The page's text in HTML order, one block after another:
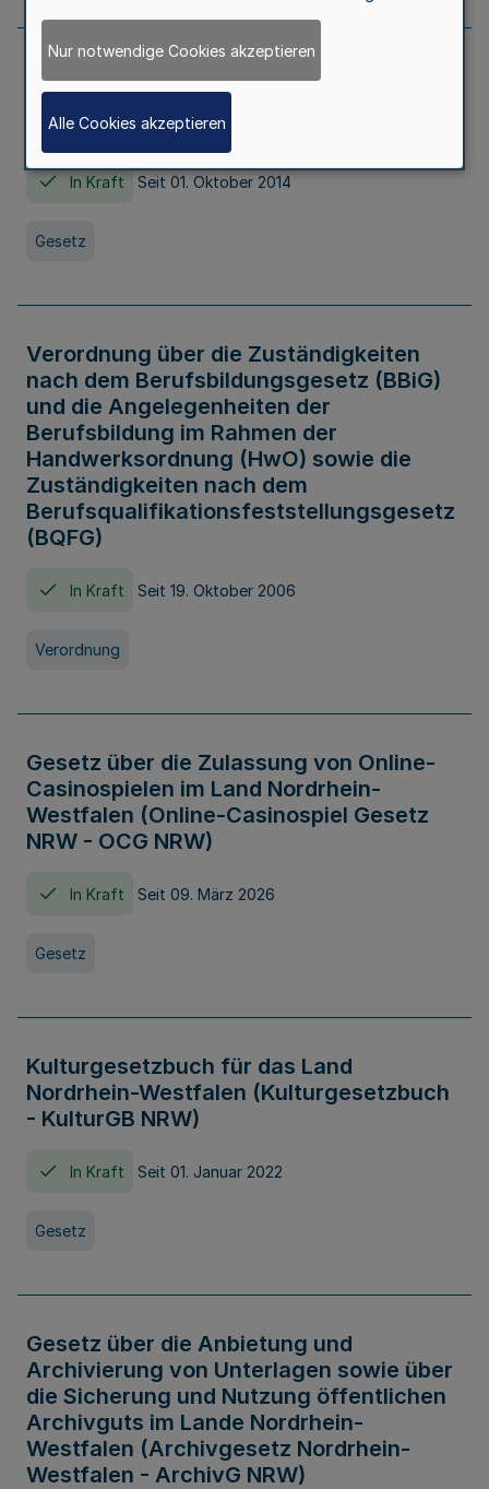
Gesetz über die Hochschulen des Landes
Nordrhein-Westfalen (Hochschulgesetz -
HG)
In Kraft Seit 01. Oktober 2014
Gesetz
Verordnung über die Zuständigkeiten
nach dem Berufsbildungsgesetz (BBiG)
und die Angelegenheiten der
Berufsbildung im Rahmen der
Handwerksordnung (HwO) sowie die
Zuständigkeiten nach dem
Berufsqualifikationsfeststellungsgesetz
(BQFG)
In Kraft Seit 19. Oktober 2006
Verordnung
Gesetz über die Zulassung von Online-
Casinospielen im Land Nordrhein-
Westfalen (Online-Casinospiel Gesetz
NRW - OCG NRW)
In Kraft Seit 09. März 2026
Gesetz
Kulturgesetzbuch für das Land
Nordrhein-Westfalen (Kulturgesetzbuch
- KulturGB NRW)
In Kraft Seit 01. Januar 2022
Gesetz
Gesetz über die Anbietung und
Archivierung von Unterlagen sowie über
die Sicherung und Nutzung öffentlichen
Archivguts im Lande Nordrhein-
Westfalen (Archivgesetz Nordrhein-
Westfalen - ArchivG NRW)
Nur notwendige Cookies akzeptieren
Alle Cookies akzeptieren